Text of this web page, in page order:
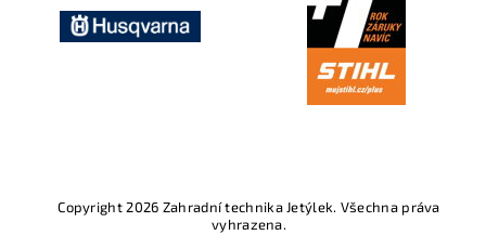
Copyright 2026 Zahradní technika Jetýlek. Všechna práva
vyhrazena.